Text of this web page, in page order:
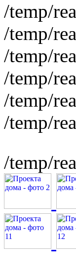
/temp/
/temp/
/temp/
/temp/
/temp/
/temp/
/temp/